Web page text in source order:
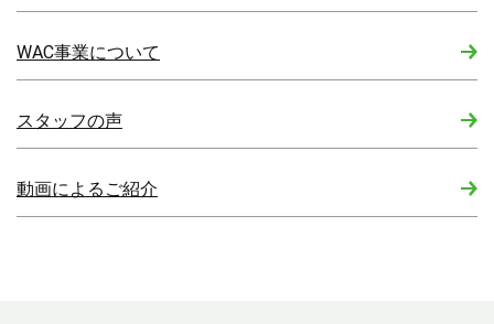
WAC事業について
スタッフの声
動画によるご紹介